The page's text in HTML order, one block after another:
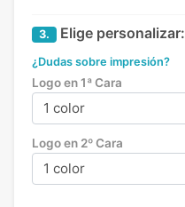
3. Elige personalizar:
¿Dudas sobre impresión?
Logo en 1ª Cara
1 color
Logo en 2º Cara
1 color